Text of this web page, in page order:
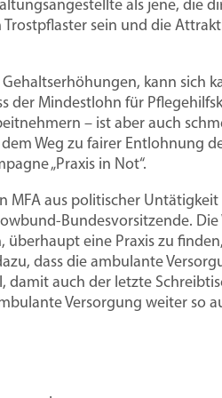
überleben
Sparpaket im
Der
die Verluste
an Praxisräume
der Hospitationsvereinbarung
Hospitationen in einer
Mitglied
Beiträge
Mitglieder
GKV-
Freiberuflichkeit
Ambulante
eHealth
als jene, die
sein und die
kann sich
der Mindestlohn für
– ist aber auch
Weg zu fairer Entlohnung
„Praxis in Not“.
MFA aus politischer
Bundesvorsitzende.
eine Praxis zu
dass die ambulante
damit auch der letzte
Versorgung weiter so